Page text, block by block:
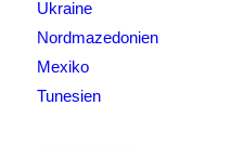
Ukraine
Nordmazedonien
Mexiko
Tunesien